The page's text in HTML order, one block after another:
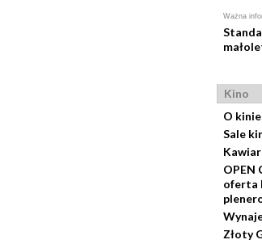
Ważna
Kino
O kinie
Sale
OPEN
oferta
Złoty